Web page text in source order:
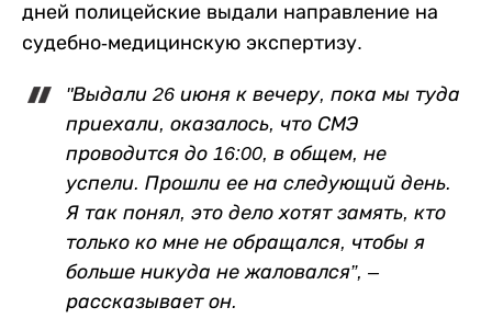
дней полицейские выдали направление на
судебно-медицинскую экспертизу.
"Выдали 26 июня к вечеру, пока мы туда
приехали, оказалось, что СМЭ
проводится до 16:00, в общем, не
успели. Прошли ее на следующий день.
Я так понял, это дело хотят замять, кто
только ко мне не обращался, чтобы я
больше никуда не жаловался”, –
рассказывает он.